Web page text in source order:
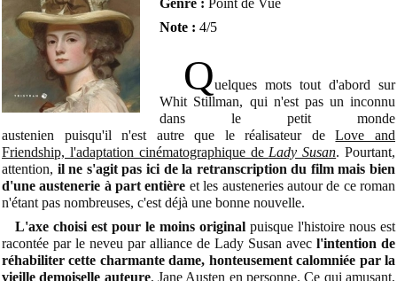
Note :4/5
Quelques mots tout d'abord sur
Whit Stillman, qui n'est pas un inconnu
dans le petit monde
austenien puisqu'il n'est autre que le réalisateur deLove and
Friendship, l'adaptation cinématographique de Lady Susan. Pourtant,
attention, il ne s'agit pas ici de la retranscription du film mais bien
d'une austenerie à part entière et les austeneries autour de ce roman
n'étant pas nombreuses, c'est déjà une bonne nouvelle.
L'axe choisi est pour le moins original puisque l'histoire nous est
racontée par le neveu par alliance de Lady Susan avec l'intention de
réhabiliter cette charmante dame, honteusement calomniée par la
vieille demoiselle auteure, Jane Austen en personne. Ce qui amusant,